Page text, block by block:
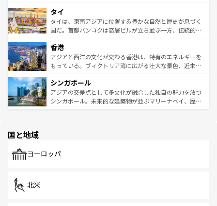
リティに包まれながら、韓国の多彩な魅力を心ゆくまで味
わってみてほしい。 なお、新着の韓国情報はコンテンツ一
覧を参照してほしい。
急速な発展と共に伝統が息づく。ハノイの古い町並みやホ
ーチミン市のフランス統治時代の建物も、独特の雰囲気を
醸し出している。また、バラエティの豊かさとおいしさで
とつ。フォーやバインミー、ベトナムコーヒーなどは、ぜ
ひ現地で味わいたい。どの地域を訪れてもあたたかい人々
が旅行者を迎えてくれるので、きっと忘れられない旅にな
参照してほしい。
タイ
タイは、東南アジアに位置する豊かな自然と歴史が息づく
国だ。首都バンコクは高層ビルが立ち並ぶ一方、伝統的な
の活気が交差している。北部ではチェンマイなどの山岳地
帯で自然と触れ合い、南部ではプーケットやクラビの美し
いビーチでリゾート気分を楽しむことができる。タイ料理
激する。気候は一年中温暖で、どの季節にも異なる楽しみ
が待っている。親しみやすいタイの人々、仏教を中心とし
た文化、そして多様な観光資源が、訪れる旅人を魅了し続
香港
アジアと西洋の文化が交わる香港は、特有のエネルギーを
もっている。ヴィクトリア湾に広がる壮大な景色、近未来
み、どこを訪れても感動するはず。観光スポットが密集し
ており、効率よく見どころを回れるのも魅力。息をのむよ
うな絶景から文化的な体験まで、香港を存分に楽しみ尽く
シンガポール
アジアの交差点として多文化が融合した独自の魅力を放つ
シンガポール。未来的な建築物が並ぶマリーナベイ、歴史
で、ホーカーズは地元の風情を楽しめる外せないスポット
国と地域
ヨーロッパ
北米